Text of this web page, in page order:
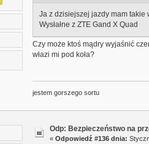
Ja z dzisiejszej jazdy mam takie
Wysłałne z ZTE Gand X Quad
Czy może ktoś mądry wyjaśnić
włazi mi pod koła?
jestem gorszego sortu
Odp: Bezpieczeństwo na
«Odpowiedź #136 dnia: